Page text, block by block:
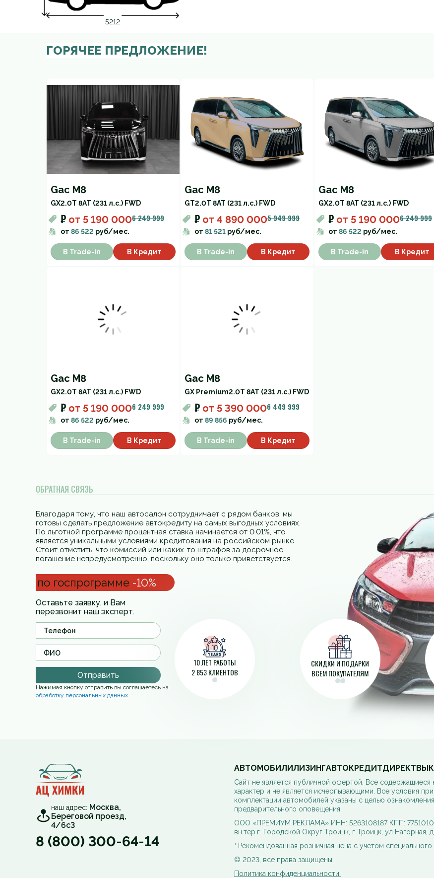
5212
ГОРЯЧЕЕ ПРЕДЛОЖЕНИЕ!
Gac M8
GX2.0T 8AT (231 л.с.) FWD
₽ от 5 190 0006 249 999
от 86 522 руб/мес.
В Trade-in В Кредит
Gac M8
GT2.0T 8AT (231 л.с.) FWD
₽ от 4 890 0005 949 999
от 81 521 руб/мес.
В Trade-in В Кредит
Gac M8
GX2.0T 8AT (231 л.с.) FWD
₽ от 5 190 0006 249 999
от 86 522 руб/мес.
В Trade-in В Кредит
Gac M8
GX2.0T 8AT (231 л.с.) FWD
₽ от 5 190 0006 249 999
от 86 522 руб/мес.
В Trade-in В Кредит
Gac M8
GX Premium2.0T 8AT (231 л.с.) FWD
₽ от 5 390 0006 449 999
от 89 856 руб/мес.
В Trade-in В Кредит
ОБРАТНАЯ СВЯЗЬ
Благодаря тому, что наш автосалон сотрудничает с рядом банков, мы
готовы сделать предложение автокредиту на самых выгодных условиях.
По льготной программе процентная ставка начинается от 0.01%, что
является уникальными условиями кредитования на российском рынке.
Стоит отметить, что комиссий или каких-то штрафов за досрочное
погашение непредусмотренно, поскольку оно только приветствуется.
по госпрограмме -10%
Оставьте заявку, и Вам
перезвонит наш эксперт.
Отправить
Нажимая кнопку отправить вы соглашаетесь на
обработку персональных данных
10 ЛЕТ РАБОТЫ
2 853 КЛИЕНТОВ
СКИДКИ И ПОДАРКИ
ВСЕМ ПОКУПАТЕЛЯМ
наш адрес: Москва,
Береговой проезд,
4/6с3
8 (800) 300-64-14
АВТОМОБИЛИЛИЗИНГАВТОКРЕДИТДИРЕКТ
Cайт не является публичной офертой. Все
характер и не является исчерпывающими. Все условия
комплектации автомобилей указаны с целью
предварительного оповещения.
ООО «ПРЕМИУМ РЕКЛАМА» ИНН: 5263108187 КПП:
вн.тер.г. Городской Округ Троицк, г Троицк, ул Нагорная,
¹ Рекомендованная розничная цена с учетом
© 2023, все права защищены
Политика конфиденциальности.